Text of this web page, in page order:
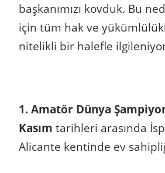
başkanımızı kovduk. Bu
için tüm hak ve
nitelikli bir halefle
1. Amatör Dünya
Kasım tarihleri ​​arasında
Alicante kentinde ev